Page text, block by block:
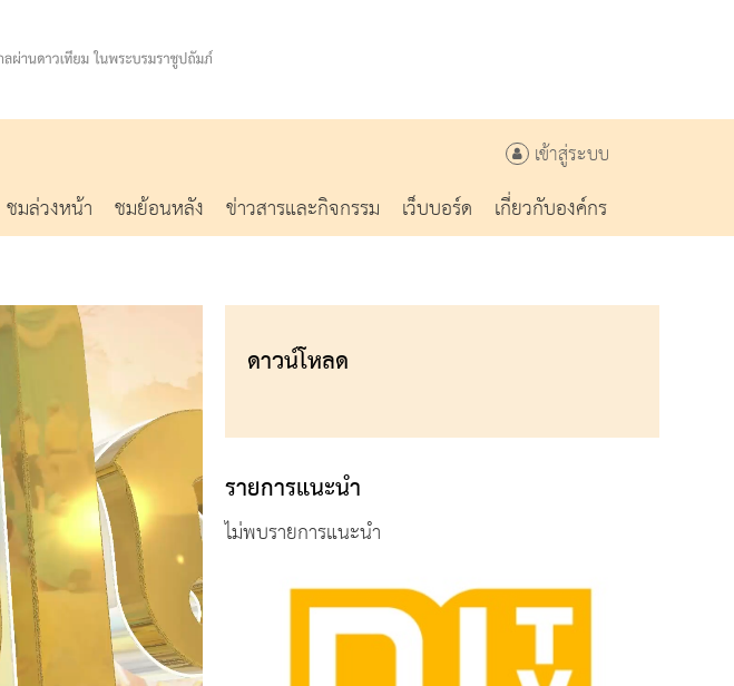
เข้าสู่ระบบ
ชมล่วงหน้า ชมย้อนหลัง ข่าวสารและกิจกรรม เว็บบอร์ด
เกี่ยวกับองค์กร
ดาวน์โหลด
รายการแนะนำ
ไม่พบรายการแนะนำ